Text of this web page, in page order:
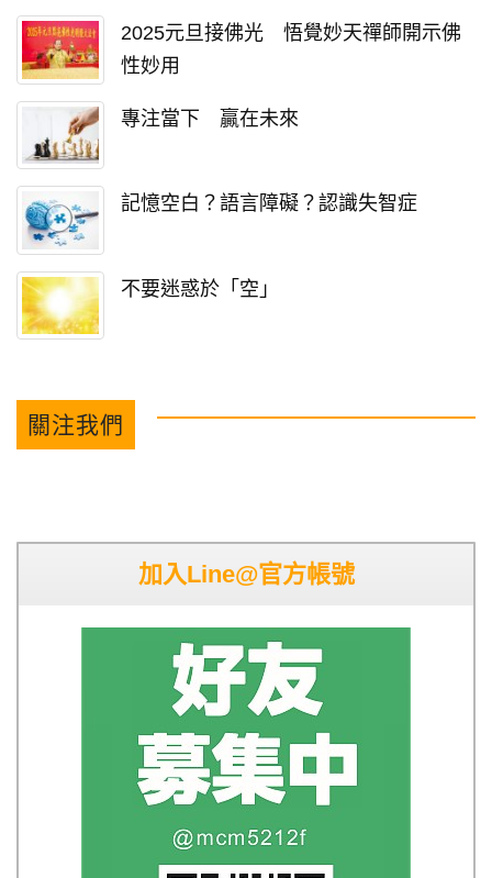
2025元旦接佛光 悟覺妙天禪師開示佛
性妙用
專注當下 贏在未來
記憶空白？語言障礙？認識失智症
不要迷惑於「空」
關注我們
加入Line@官方帳號